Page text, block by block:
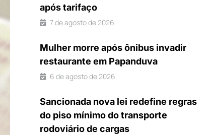
após tarifaço
7 de agosto de 2026
Mulher morre após ônibus invadir
restaurante em Papanduva
6 de agosto de 2026
Sancionada nova lei redefine regras
do piso mínimo do transporte
rodoviário de cargas